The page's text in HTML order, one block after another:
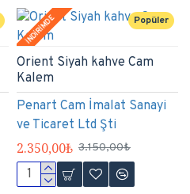
Popüler
İNDİRİMDE
Penart Cam İmalat Sanayi
ve Ticaret Ltd Şti
Orient Siyah kahve Cam
Kalem
2.350,00₺ 3.150,00₺